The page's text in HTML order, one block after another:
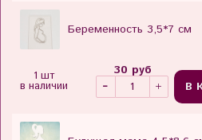
Беременность 3,5*7 см
1 шт
в наличии
30 руб
В